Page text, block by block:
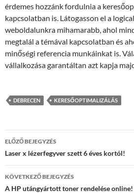
érdemes hozzánk fordulnia a
kapcsolatban is. Látogasson el a
weboldalunkra mihamarabb, ahol
megtalál a témával kapcsolatban és
minőségi referencia munkáinkat is.
vállalkozása garantáltan azt kapja
DEBRECEN KERESŐOPTIMALIZÁLÁS
Bejegyzés
navigáció
ELŐZŐ BEJEGYZÉS
Laser x lézerfegyver szett 6 éves kortól!
KÖVETKEZŐ BEJEGYZÉS
A HP utángyártott toner rendelése online!